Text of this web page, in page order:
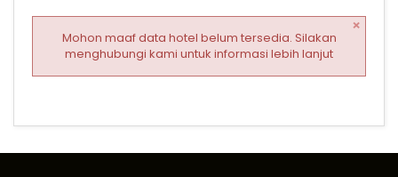
Mohon maaf data hotel belum tersedia. Silakan
menghubungi kami untuk informasi lebih lanjut
×